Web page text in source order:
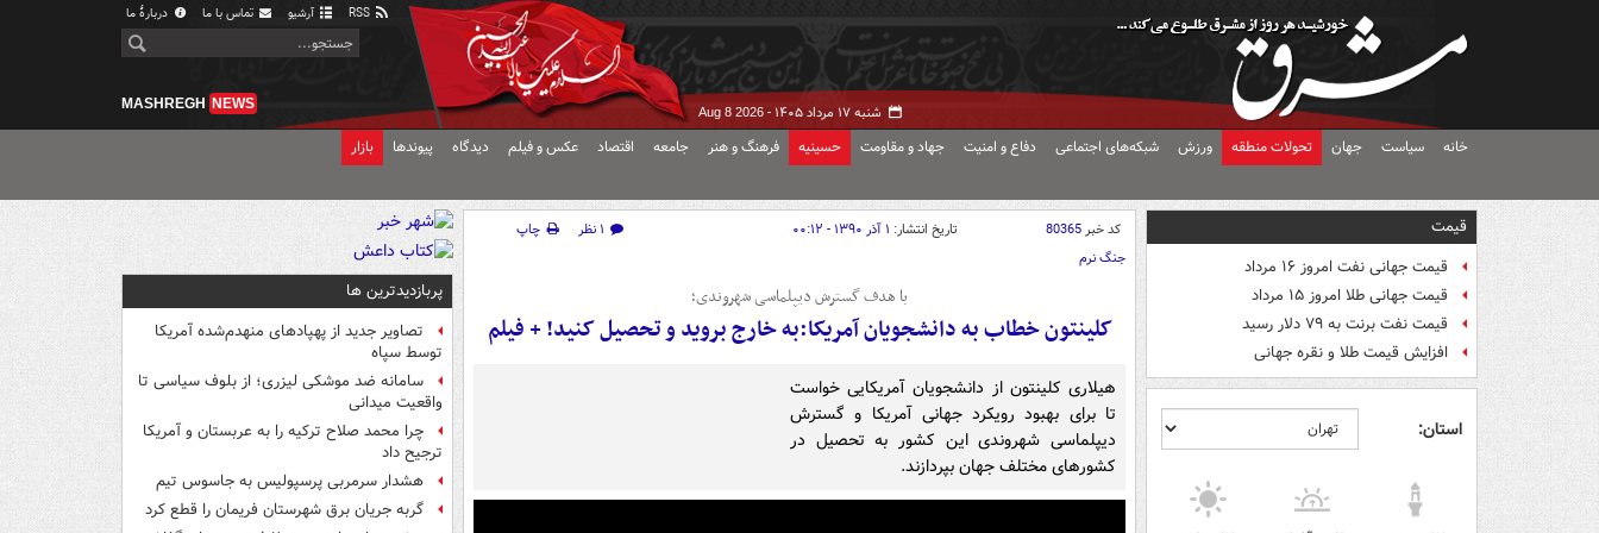
آرشیو تماس با ما دربارهٔ ما
شنبه ۱۷ مرداد ۱۴۰۵ - Aug 8 2026
MASHREGH NEWS
خانه سیاست جهان تحولات منطقه ورزش شبکه‌های اجتماعی دفاع و امنیت جهاد و مقاومت حسینیه فرهنگ و هنر جامعه اقتصاد عکس و فیلم دیدگاه پیوندها بازار
قیمت
قیمت جهانی نفت امروز ۱۶ مرداد
قیمت جهانی طلا امروز ۱۵ مرداد
قیمت نفت برنت به ۷۹ دلار رسید
افزایش قیمت طلا و نقره جهانی
استان:
کد خبر80365 تاریخ انتشار: ۱ آذر ۱۳۹۰ - ۰۰:۱۲ ۱ نظر
چاپ
جنگ نرم
با هدف گسترش دیپلماسی شهروندی؛
کلینتون خطاب به دانشجویان آمریکا:به خارج بروید و تحصیل کنید! + فیلم
هیلاری کلینتون از دانشجویان آمریکایی خواست
تا برای بهبود رویکرد جهانی آمریکا و گسترش
دیپلماسی شهروندی این کشور به تحصیل در
کشورهای مختلف جهان بپردازند.
پربازدیدترین ها
تصاویر جدید از پهپادهای منهدم‌شده آمریکا
توسط سپاه
سامانه ضد موشکی لیزری؛ از بلوف سیاسی تا
واقعیت میدانی
چرا محمد صلاح ترکیه را به عربستان و آمریکا
ترجیح داد
هشدار سرمربی پرسپولیس به جاسوس تیم
گربه جریان برق شهرستان فریمان را قطع کرد